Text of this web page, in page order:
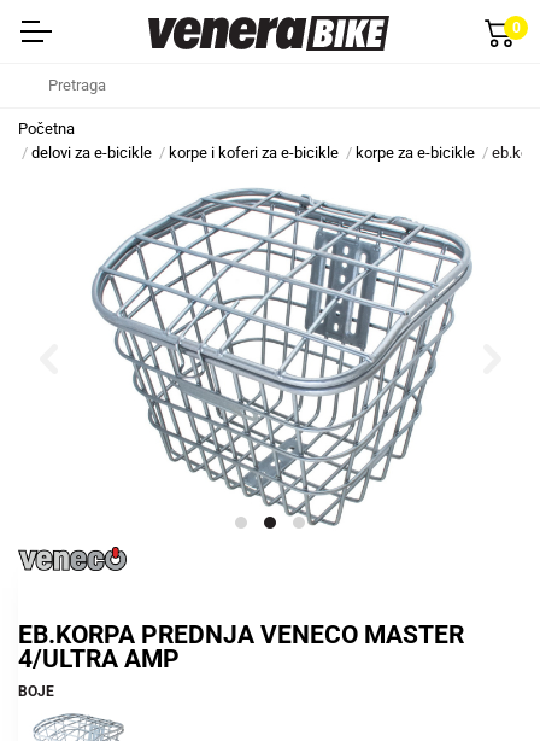
0
Početna
delovi za e-bicikle
korpe i koferi za e-bicikle korpe za e-bicikle
EB.KORPA PREDNJA VENECO MASTER
4/ULTRA AMP
BOJE